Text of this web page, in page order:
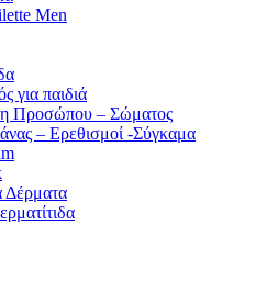
Men
για παιδιά
Προσώπου – Σώματος
– Ερεθισμοί -Σύγκαμα
Δέρματα